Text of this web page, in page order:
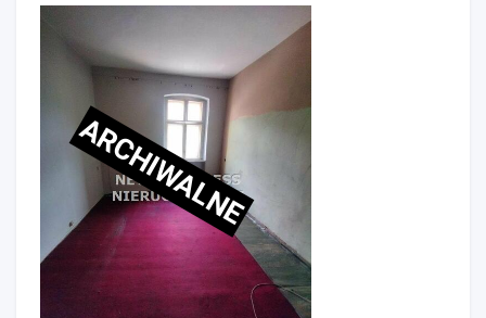
ARCHIWALNE